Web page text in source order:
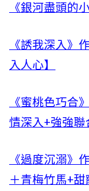
《銀河盡頭的
《誘我深入》
入人心】
《蜜桃色巧合
情深入+強強聯
《過度沉溺》
＋青梅竹馬+甜